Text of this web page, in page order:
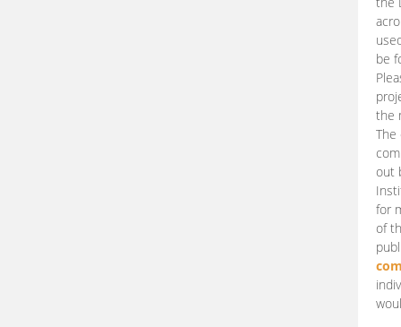
be
the
The
out
for
of